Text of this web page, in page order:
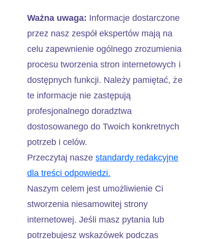
Ważna uwaga: Informacje dostarczone
przez nasz zespół ekspertów mają na
celu zapewnienie ogólnego zrozumienia
procesu tworzenia stron internetowych i
dostępnych funkcji. Należy pamiętać, że
te informacje nie zastępują
profesjonalnego doradztwa
dostosowanego do Twoich konkretnych
potrzeb i celów.
Przeczytaj nasze standardy redakcyjne
dla treści odpowiedzi.
Naszym celem jest umożliwienie Ci
stworzenia niesamowitej strony
internetowej. Jeśli masz pytania lub
potrzebujesz wskazówek podczas